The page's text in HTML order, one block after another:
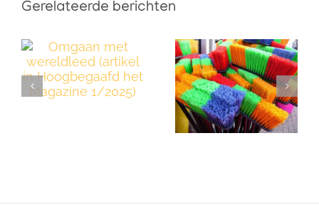
Gerelateerde berichten